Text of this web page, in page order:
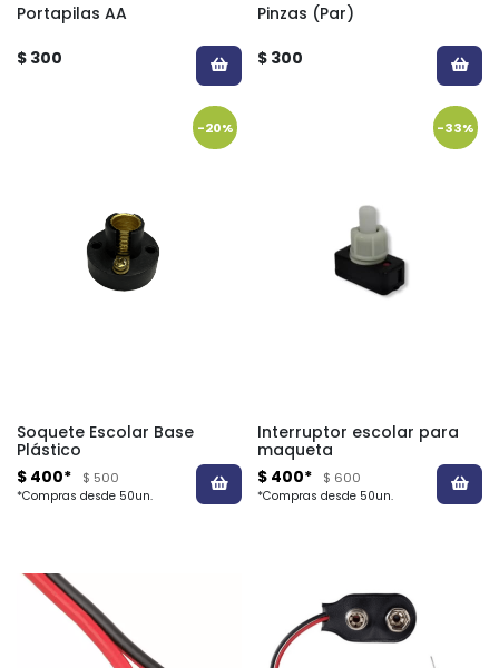
Portapilas AA
$ 300
Pinzas (Par)
$ 300
-20%
Soquete Escolar Base
Plástico
$ 400*
$ 500
*Compras desde 50un.
-33%
Interruptor escolar para
maqueta
$ 400*
$ 600
*Compras desde 50un.